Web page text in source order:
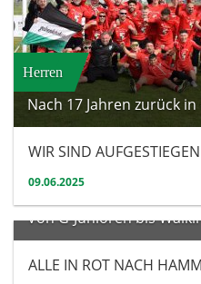
Herren
Nach 17 Jahren zurück
WIR SIND
09.06.2025
Herren
Von G-Junioren bis
ALLE IN ROT NACH